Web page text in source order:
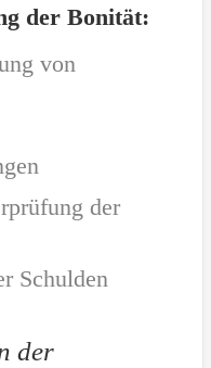
der Bonität:
von
der
Schulden
der